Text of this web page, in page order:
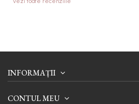
INFORMAȚII
CONTUL MEU